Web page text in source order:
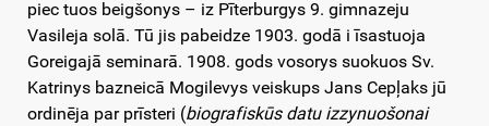
piec tuos beigšonys – iz Pīterburgys 9. gimnazeju
Vasileja solā. Tū jis pabeidze 1903. godā i īsastuoja
Goreigajā seminarā. 1908. gods vosorys suokuos Sv.
Katrinys bazneicā Mogilevys veiskups Jans Cepļaks jū
ordinēja par prīsteri (biografiskūs datu izzynuošonai